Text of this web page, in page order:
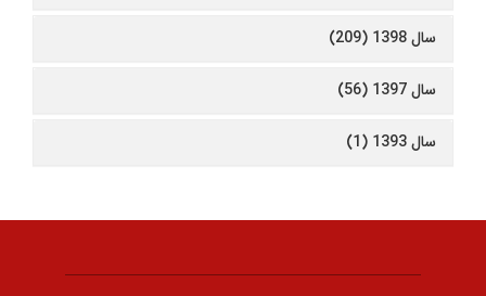
سال 1398 (209)
سال 1397 (56)
سال 1393 (1)